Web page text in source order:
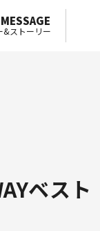
&ストーリー
ベスト